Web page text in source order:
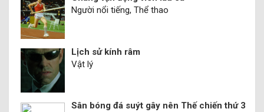
Người nổi tiếng, Thể thao
Lịch sử kính râm
Vật lý
Sân bóng đá suýt gây nên Thế chiến thứ 3